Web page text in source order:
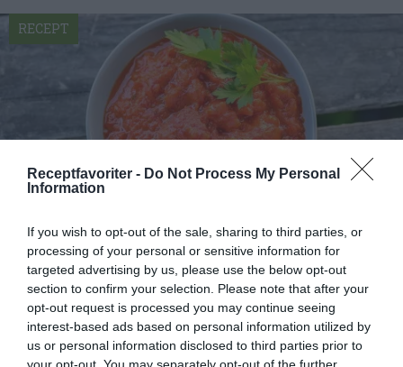
Receptfavoriter - Do Not Process My Personal
Information
If you wish to opt-out of the sale, sharing to third parties, or
processing of your personal or sensitive information for
targeted advertising by us, please use the below opt-out
section to confirm your selection. Please note that after your
opt-out request is processed you may continue seeing
interest-based ads based on personal information utilized by
us or personal information disclosed to third parties prior to
your opt-out. You may separately opt-out of the further
Hemgjord ajvar eller paprikaröra
Hemgjord ajvar eller paprikaröra. Grillad eller
ugnsstekt paprika mixad till en röra.
Serveringsförslag...
RECEPT